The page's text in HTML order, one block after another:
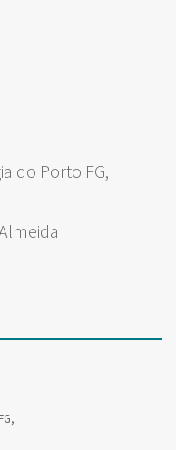
do Porto FG,